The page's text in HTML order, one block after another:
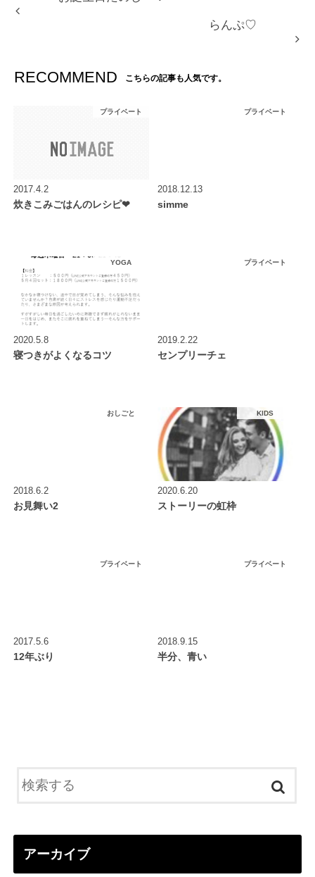
らんぷ♡
RECOMMEND こちらの記事も人気です。
プライベート
2017.4.2
炊きこみごはんのレシピ❤︎
プライベート
2018.12.13
simme
YOGA
2020.5.8
寝つきがよくなるコツ
プライベート
2019.2.22
センプリーチェ
おしごと
2018.6.2
お見舞い2
KIDS
2020.6.20
ストーリーの虹枠
プライベート
2017.5.6
12年ぶり
プライベート
2018.9.15
半分、青い
アーカイブ